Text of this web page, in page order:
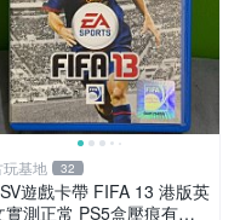
玩基地 32
遊戲卡帶 FIFA 13 港版英
實測正常 PS5盒壓痕有圖